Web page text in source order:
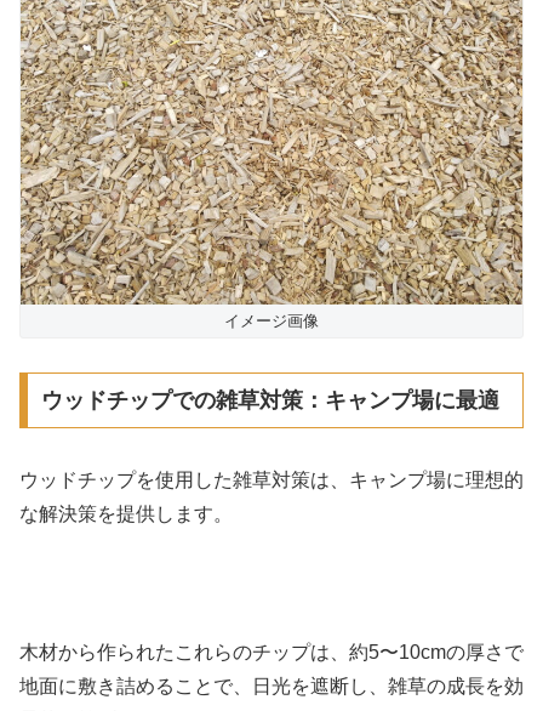
イメージ画像
ウッドチップでの雑草対策：キャンプ場に最適
ウッドチップを使用した雑草対策は、キャンプ場に理想的
な解決策を提供します。
木材から作られたこれらのチップは、約5〜10cmの厚さで
地面に敷き詰めることで、日光を遮断し、雑草の成長を効